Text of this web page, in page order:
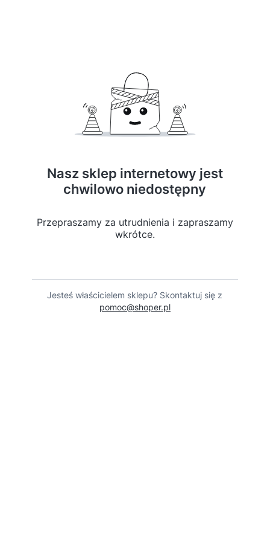
Nasz sklep internetowy jest
chwilowo niedostępny
Przepraszamy za utrudnienia i zapraszamy
wkrótce.
Jesteś właścicielem sklepu? Skontaktuj się z
pomoc@shoper.pl